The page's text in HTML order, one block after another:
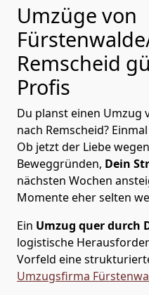
Umzüge von
Remscheid
Profis
Du planst einen Umzug
nach Remscheid?
Ob jetzt der Liebe
Beweggründen, Dein
nächsten Wochen
Momente eher selten
Ein Umzug quer durch
logistische
Vorfeld eine
Umzugsfirma